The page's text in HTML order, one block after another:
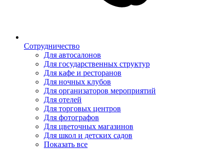
Сотрудничество
Для автосалонов
Для государственных структур
Для кафе и ресторанов
Для ночных клубов
Для организаторов мероприятий
Для отелей
Для торговых центров
Для фотографов
Для цветочных магазинов
Для школ и детских садов
Показать все